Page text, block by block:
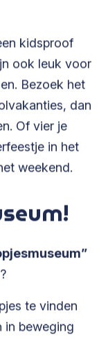
kidsproof
ook leuk voor
Bezoek het
dan
Of vier je
in het
weekend.
te vinden
in beweging